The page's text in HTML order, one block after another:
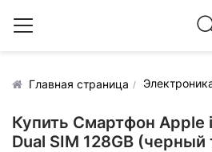
Главная страница
Купить Смартфон Apple
Dual SIM 128GB (черный